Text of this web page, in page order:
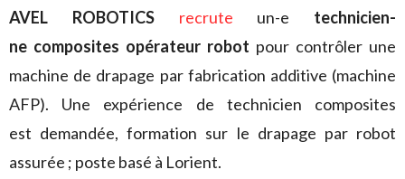
AVEL ROBOTICS recrute un-e technicien-
ne composites opérateur robot pour contrôler une
machine de drapage par fabrication additive (machine
AFP). Une expérience de technicien composites
est demandée, formation sur le drapage par robot
assurée ; poste basé à Lorient.